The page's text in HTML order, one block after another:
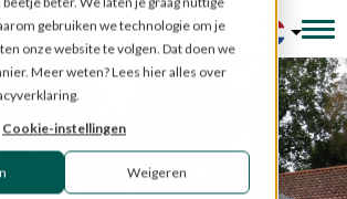
gebruiken we technologie om je
onze website te volgen. Dat doen we
Meer weten? Lees hier alles over
Cookie-instellingen
Weigeren
Configurator
Prefab